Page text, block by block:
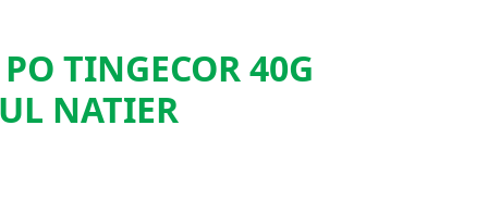
TINGECOR 40G
NATIER